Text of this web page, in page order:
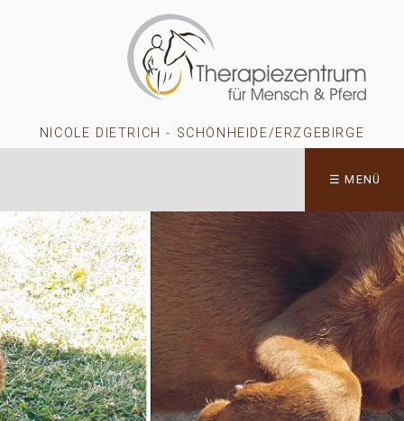
NICOLE DIETRICH - SCHÖNHEIDE/ERZGEBIRGE
☰ MENÜ